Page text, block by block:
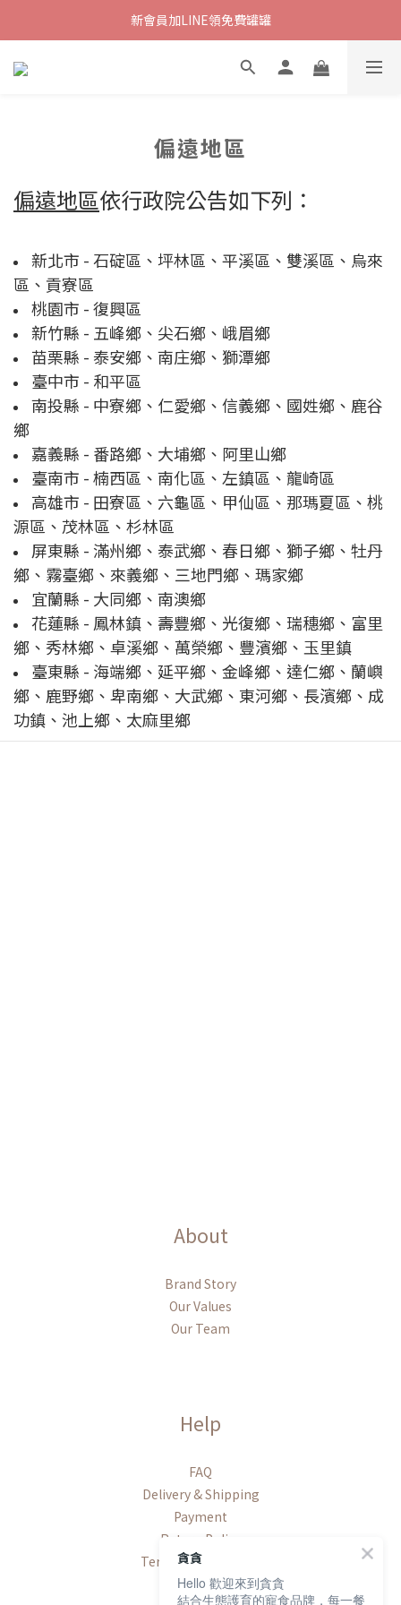
新會員加LINE領免費罐罐
偏遠地區
偏遠地區依行政院公告如下列：
新北市 - 石碇區、坪林區、平溪區、雙溪區、烏來
區、貢寮區
桃園市 - 復興區
新竹縣 - 五峰鄉、尖石鄉、峨眉鄉
苗栗縣 - 泰安鄉、南庄鄉、獅潭鄉
臺中市 - 和平區
南投縣 - 中寮鄉、仁愛鄉、信義鄉、國姓鄉、鹿谷
鄉
嘉義縣 - 番路鄉、大埔鄉、阿里山鄉
臺南市 - 楠西區、南化區、左鎮區、龍崎區
高雄市 - 田寮區、六龜區、甲仙區、那瑪夏區、桃
源區、茂林區、杉林區
屏東縣 - 滿州鄉、泰武鄉、春日鄉、獅子鄉、牡丹
鄉、霧臺鄉、來義鄉、三地門鄉、瑪家鄉
宜蘭縣 - 大同鄉、南澳鄉
花蓮縣 - 鳳林鎮、壽豐鄉、光復鄉、瑞穗鄉、富里
鄉、秀林鄉、卓溪鄉、萬榮鄉、豐濱鄉、玉里鎮
臺東縣 - 海端鄉、延平鄉、金峰鄉、達仁鄉、蘭嶼
鄉、鹿野鄉、卑南鄉、大武鄉、東河鄉、長濱鄉、成
功鎮、池上鄉、太麻里鄉
About
Brand Story
Our Values
Our Team
Help
FAQ
Delivery & Shipping
Payment
Return Policy
Terms & Conditions
貪貪
Hello 歡迎來到貪貪
結合生態護育的寵食品牌，每一餐